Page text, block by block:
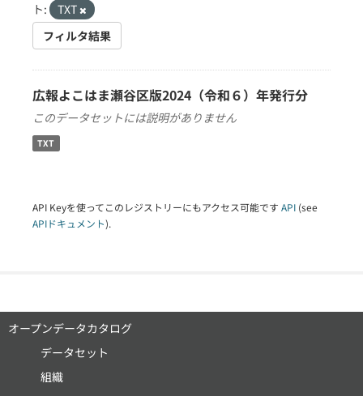
ト:
TXT
フィルタ結果
広報よこはま瀬谷区版2024（令和６）年発行分
このデータセットには説明がありません
TXT
API Keyを使ってこのレジストリーにもアクセス可能です API (see
APIドキュメント).
オープンデータカタログ
データセット
組織